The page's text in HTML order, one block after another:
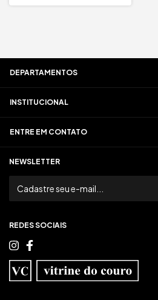
DEPARTAMENTOS
INSTITUCIONAL
ENTRE EM CONTATO
NEWSLETTER
REDES SOCIAIS